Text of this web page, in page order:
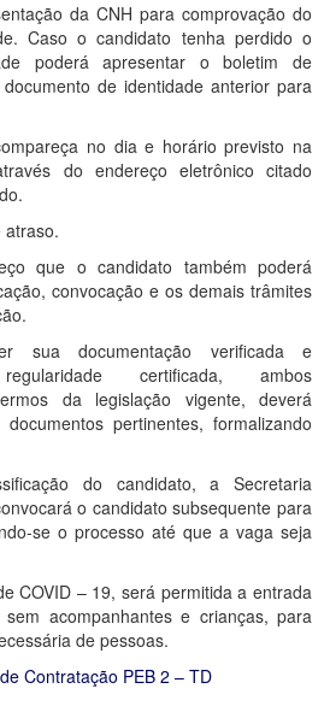
da CNH para comprovação do
Caso o candidato tenha perdido o
poderá apresentar o boletim de
de identidade anterior para
no dia e horário previsto na
do endereço eletrônico citado
atraso.
que o candidato também poderá
convocação e os demais trâmites
sua documentação verificada e
certificada, ambos
da legislação vigente, deverá
pertinentes, formalizando
do candidato, a Secretaria
o candidato subsequente para
se o processo até que a vaga seja
COVID – 19, será permitida a entrada
acompanhantes e crianças, para
de pessoas.
Contratação PEB 2 – TD